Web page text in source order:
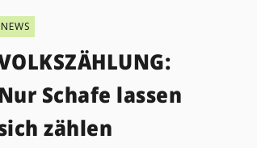
NEWS
Schafe lassen
zählen